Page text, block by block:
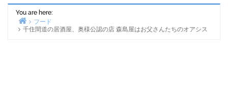
You are here:
Home
フード
千住間道の居酒屋、奥様公認の店 森島屋はお父さんたちのオアシス